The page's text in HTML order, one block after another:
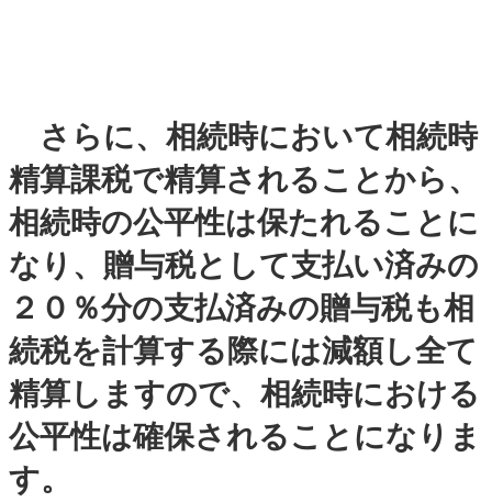
さらに、相続時において相続時
精算課税で精算されることから、
相続時の公平性は保たれることに
なり、贈与税として支払い済みの
２０％分の支払済みの贈与税も相
続税を計算する際には減額し全て
精算しますので、相続時における
公平性は確保されることになりま
す。